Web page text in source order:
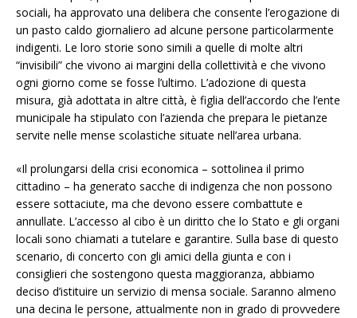
sociali, ha approvato una delibera che consente l’erogazione di
un pasto caldo giornaliero ad alcune persone particolarmente
indigenti. Le loro storie sono simili a quelle di molte altri
“invisibili” che vivono ai margini della collettività e che vivono
ogni giorno come se fosse l’ultimo. L’adozione di questa
misura, già adottata in altre città, è figlia dell’accordo che l’ente
municipale ha stipulato con l’azienda che prepara le pietanze
servite nelle mense scolastiche situate nell’area urbana.
«Il prolungarsi della crisi economica – sottolinea il primo
cittadino – ha generato sacche di indigenza che non possono
essere sottaciute, ma che devono essere combattute e
annullate. L’accesso al cibo è un diritto che lo Stato e gli organi
locali sono chiamati a tutelare e garantire. Sulla base di questo
scenario, di concerto con gli amici della giunta e con i
consiglieri che sostengono questa maggioranza, abbiamo
deciso d’istituire un servizio di mensa sociale. Saranno almeno
una decina le persone, attualmente non in grado di provvedere